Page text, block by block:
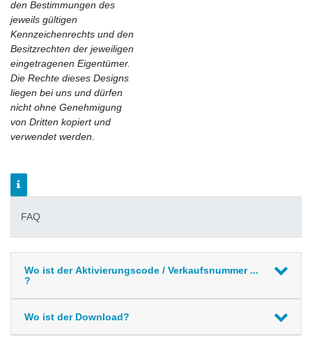
den Bestimmungen des
jeweils gültigen
Kennzeichenrechts und den
Besitzrechten der jeweiligen
eingetragenen Eigentümer.
Die Rechte dieses Designs
liegen bei uns und dürfen
nicht ohne Genehmigung
von Dritten kopiert und
verwendet werden.
FAQ
Wo ist der Aktivierungscode / Verkaufsnummer ...
?
Wo ist der Download?